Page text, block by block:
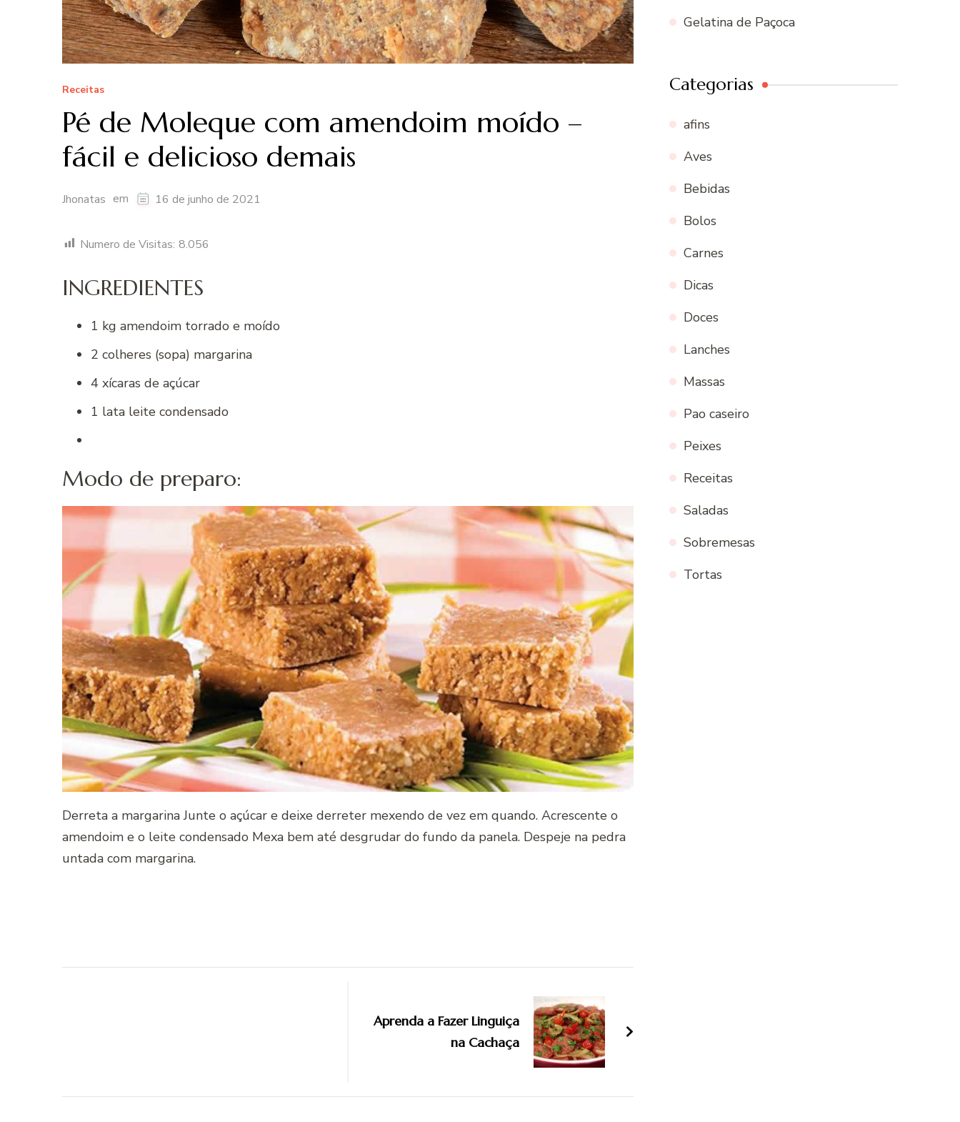
Receitas
Pé de Moleque com amendoim moído –
fácil e delicioso demais
Jhonatas em 16 de junho de 2021
Numero de Visitas: 8.056
INGREDIENTES
1 kg amendoim torrado e moído
2 colheres (sopa) margarina
4 xícaras de açúcar
1 lata leite condensado
Modo de preparo:
Derreta a margarina Junte o açúcar e deixe derreter mexendo de vez em quando. Acrescente o
amendoim e o leite condensado Mexa bem até desgrudar do fundo da panela. Despeje na pedra
untada com margarina.
Aprenda a Fazer Linguiça
na Cachaça
Gelatina de Paçoca
Categorias
afins
Aves
Bebidas
Bolos
Carnes
Dicas
Doces
Lanches
Massas
Pao caseiro
Peixes
Receitas
Saladas
Sobremesas
Tortas